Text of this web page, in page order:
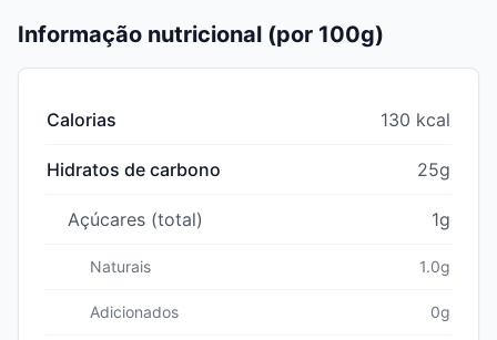
Informação nutricional (por 100g)
Calorias 130 kcal
Hidratos de carbono 25g
Açúcares (total) 1g
Naturais 1.0g
Adicionados 0g